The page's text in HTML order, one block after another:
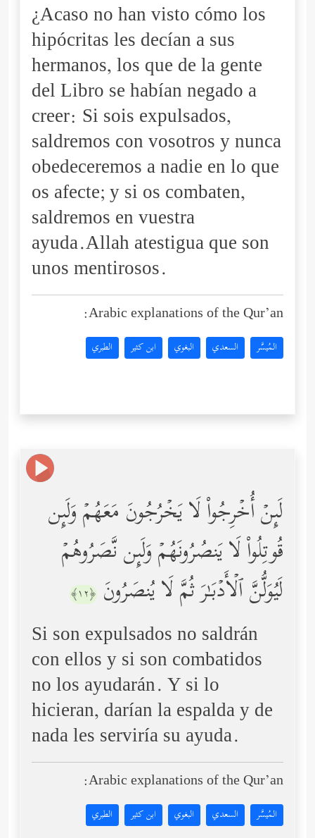
¿Acaso no han visto cómo los
hipócritas les decían a sus
hermanos, los que de la gente
del Libro se habían negado a
creer: Si sois expulsados,
saldremos con vosotros y nunca
obedeceremos a nadie en lo que
os afecte; y si os combaten,
saldremos en vuestra
ayuda.Allah atestigua que son
unos mentirosos.
Arabic explanations of the Qur’an:
المُيسَّر السعدي البغوي ابن كثير الطبري
لَىِٕنۡ أُخۡرِجُواْ لَا یَخۡرُجُونَ مَعَهُمۡ وَلَىِٕن
قُوتِلُواْ لَا یَنصُرُونَهُمۡ وَلَىِٕن نَّصَرُوهُمۡ
لَیُوَلُّنَّ ٱلۡأَدۡبَـٰرَ ثُمَّ لَا یُنصَرُونَ ﴿١٢﴾
Si son expulsados no saldrán
con ellos y si son combatidos
no los ayudarán. Y si lo
hicieran, darían la espalda y de
nada les serviría su ayuda.
Arabic explanations of the Qur’an:
المُيسَّر السعدي البغوي ابن كثير الطبري